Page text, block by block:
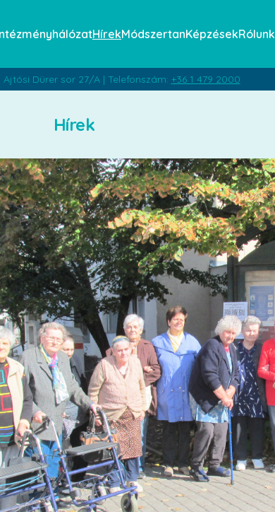
HírekMódszertanKépzésekRólunk
Ajtósi Dürer sor 27/A | Telefonszám: +36 1 479 2000
Hírek